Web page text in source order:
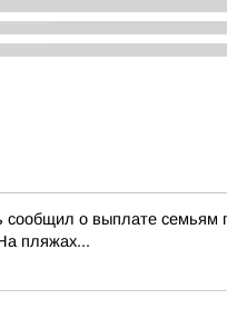
сообщил о выплате
пляжах...